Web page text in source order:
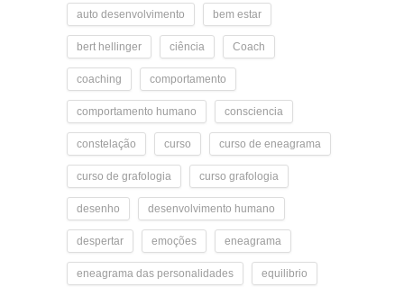
auto desenvolvimento bem estar
bert hellinger ciência Coach
coaching comportamento
comportamento humano consciencia
constelação curso curso de eneagrama
curso de grafologia curso grafologia
desenho desenvolvimento humano
despertar emoções eneagrama
eneagrama das personalidades equilibrio